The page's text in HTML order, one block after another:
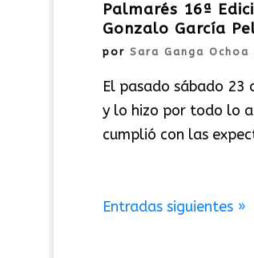
Palmarés 16ª
Gonzalo García
por Sara Ganga Ochoa
El pasado sábado 23
y lo hizo por todo lo
cumplió con las
Entradas siguientes »